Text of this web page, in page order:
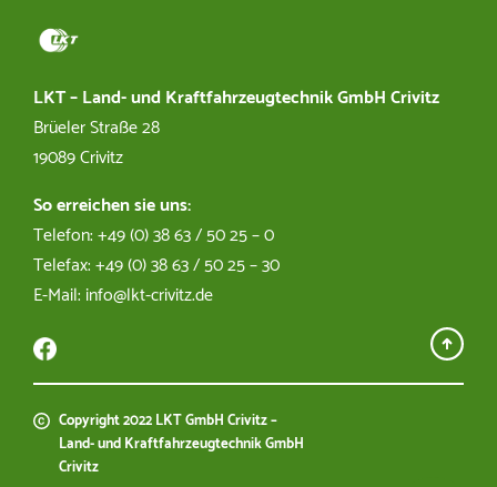
Dirk Egger
technikmarkt@lkt-crivitz.de
Kfz Werkstatt
LKT – Land- und Kraftfahrzeugtechnik GmbH Crivitz
Brüeler Straße 28
19089 Crivitz
So erreichen sie uns:
Telefon: +49 (0) 38 63 / 50 25 – 0
Telefax: +49 (0) 38 63 / 50 25 – 30
E-Mail: info@lkt-crivitz.de
Copyright 2022 LKT GmbH Crivitz –
Land- und Kraftfahrzeugtechnik GmbH
Crivitz